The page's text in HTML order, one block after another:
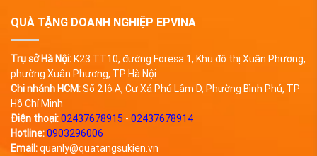
QUÀ TẶNG DOANH NGHIỆP EPVINA
Trụ sở Hà Nội: K23 TT10, đường Foresa 1, Khu đô thị Xuân Phương,
phường Xuân Phương, TP Hà Nội
Chi nhánh HCM:Số 2 lô A, Cư Xá Phú Lâm D, Phường Bình Phú, TP
Hồ Chí Minh
Điện thoại:02437678915 - 02437678914
Hotline:0903296006
Email:quanly@quatangsukien.vn